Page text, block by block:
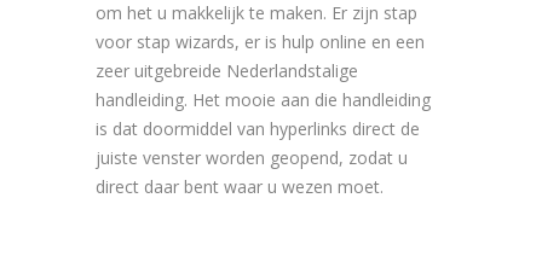
om het u makkelijk te maken. Er zijn stap
voor stap wizards, er is hulp online en een
zeer uitgebreide Nederlandstalige
handleiding. Het mooie aan die handleiding
is dat doormiddel van hyperlinks direct de
juiste venster worden geopend, zodat u
direct daar bent waar u wezen moet.